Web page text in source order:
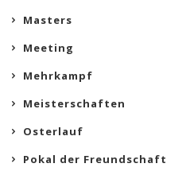
Masters
Meeting
Mehrkampf
Meisterschaften
Osterlauf
Pokal der Freundschaft